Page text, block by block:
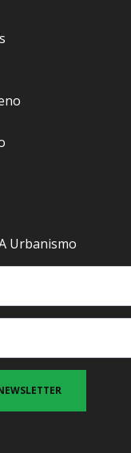
Urbanismo